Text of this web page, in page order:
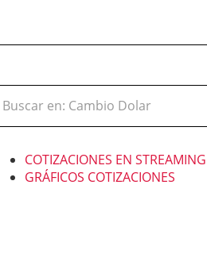
Buscar en:
COTIZACIONES EN STREAMING
GRÁFICOS COTIZACIONES